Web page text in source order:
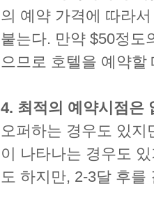
의 예약 가격에 따라
붙는다. 만약 $50정도
으므로 호텔을 예약
4. 최적의 예약시점은
오퍼하는 경우도 있지
이 나타나는 경우도
도 하지만, 2-3달 후를